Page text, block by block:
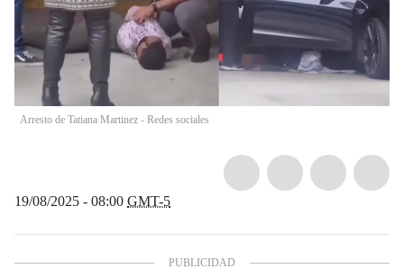
Arresto de Tatiana Martinez - Redes sociales
19/08/2025 - 08:00 GMT-5